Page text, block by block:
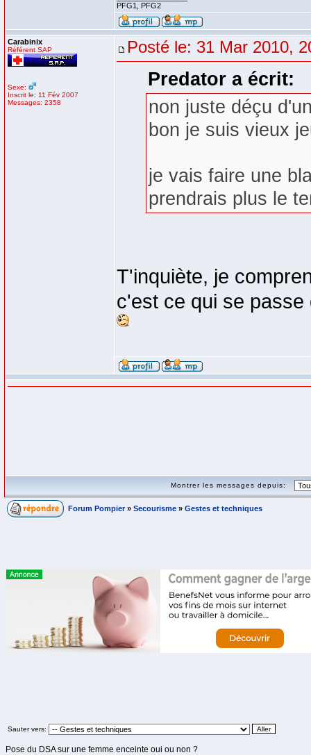
PFG1, PFG2
Carabinix
Référent SAP
Sexe:
Inscrit le: 11 Fév 2007
Messages: 2358
Posté le: 31 Mar 2010,
Predator a écrit:
non juste déçu
bon je suis vieux
je vais faire une
prendrais plus le
T'inquiète, je
c'est ce qui se
Montrer les messages depuis:
Forum Pompier » Secourisme » Gestes et techniques
Sauter vers:
Pose du DSA sur une femme enceinte oui ou non ?